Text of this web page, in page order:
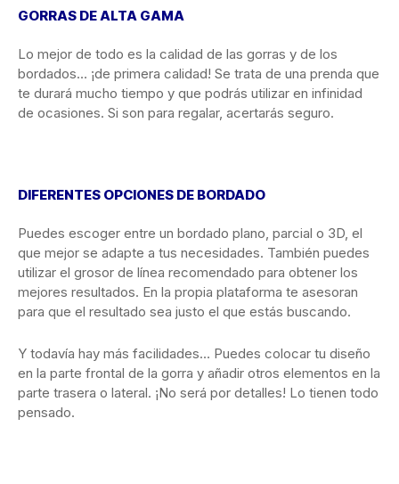
GORRAS DE ALTA GAMA
Lo mejor de todo es la calidad de las gorras y de los
bordados… ¡de primera calidad! Se trata de una prenda que
te durará mucho tiempo y que podrás utilizar en infinidad
de ocasiones. Si son para regalar, acertarás seguro.
DIFERENTES OPCIONES DE BORDADO
Puedes escoger entre un bordado plano, parcial o 3D, el
que mejor se adapte a tus necesidades. También puedes
utilizar el grosor de línea recomendado para obtener los
mejores resultados. En la propia plataforma te asesoran
para que el resultado sea justo el que estás buscando.
Y todavía hay más facilidades… Puedes colocar tu diseño
en la parte frontal de la gorra y añadir otros elementos en la
parte trasera o lateral. ¡No será por detalles! Lo tienen todo
pensado.